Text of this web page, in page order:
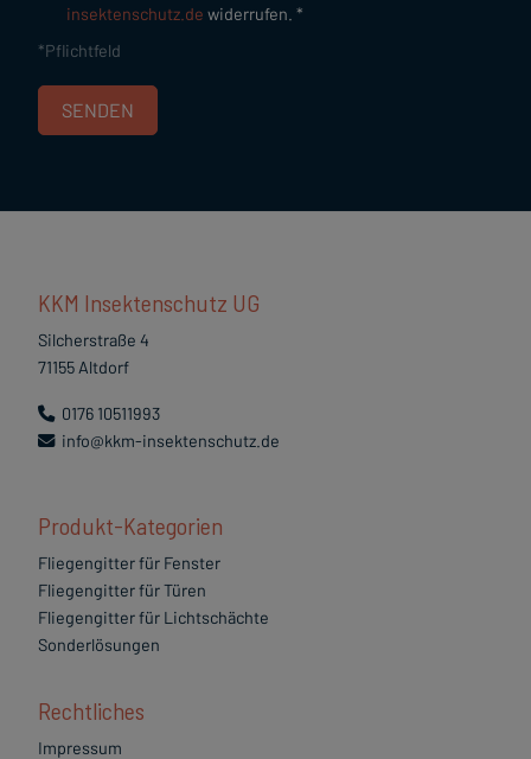
insektenschutz.de widerrufen. *
*Pflichtfeld
KKM Insektenschutz UG
Silcherstraße 4
71155 Altdorf
0176 10511993
info@kkm-insektenschutz.de
Produkt-Kategorien
Fliegengitter für Fenster
Fliegengitter für Türen
Fliegengitter für Lichtschächte
Sonderlösungen
Rechtliches
Impressum